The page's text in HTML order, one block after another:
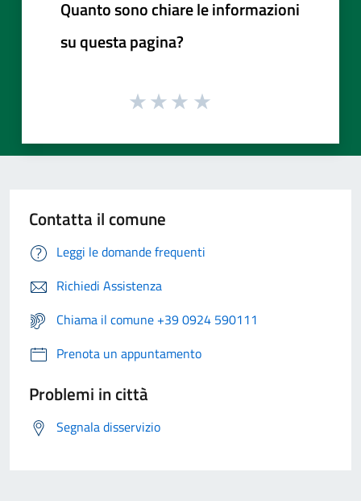
Quanto sono chiare le informazioni
su questa pagina?
Contatta il comune
Leggi le domande frequenti
Richiedi Assistenza
Chiama il comune +39 0924 590111
Prenota un appuntamento
Problemi in città
Segnala disservizio